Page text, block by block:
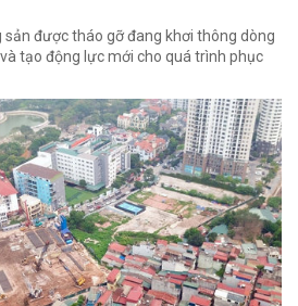
sản được tháo gỡ đang khơi thông dòng
tạo động lực mới cho quá trình phục